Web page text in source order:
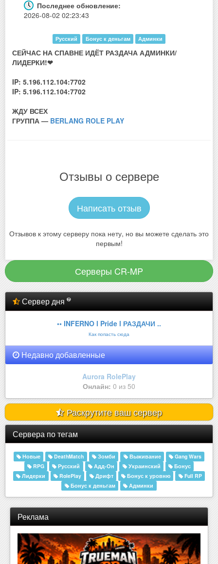
Последнее обновление:
2026-08-02 02:23:43
Русский Бонус к деньгам Админки
СЕЙЧАС НА СПАВНЕ ИДЁТ РАЗДАЧА АДМИНКИ/
ЛИДЕРКИ!❤
IP: 5.196.112.104:7702
IP: 5.196.112.104:7702
ЖДУ ВСЕХ
ГРУППА — BERLANG ROLE PLAY
Отзывы о сервере
Написать отзыв
Отзывов к этому серверу пока нету, но вы можете сделать это
первым!
Серверы CR-MP
Сервер дня
•• INFERNO l Pride l РАЗДАЧИ ..
Как попасть сюда
Недавно добавленные
Aurora RolePlay
Онлайн: 0 из 50
Раскрутите ваш сервер
Сервера по тегам
Новые DeathMatch Зомби Выживание
Gang Wars
RPG
Русский Адд-Он Украинский
Бонус
Лидерки
RolePlay Дрифт Бонус к уровню
Full RP
Бонус к деньгам
Админки
Реклама